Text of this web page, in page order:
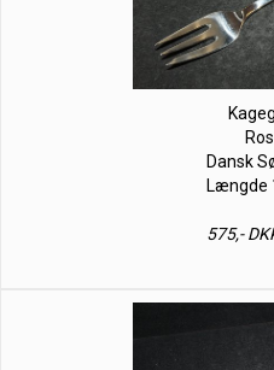
Dansk
Længde
575,-